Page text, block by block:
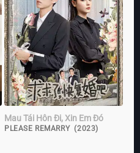
Mau Tái Hôn Đi, Xin Em Đó
PLEASE REMARRY (2023)